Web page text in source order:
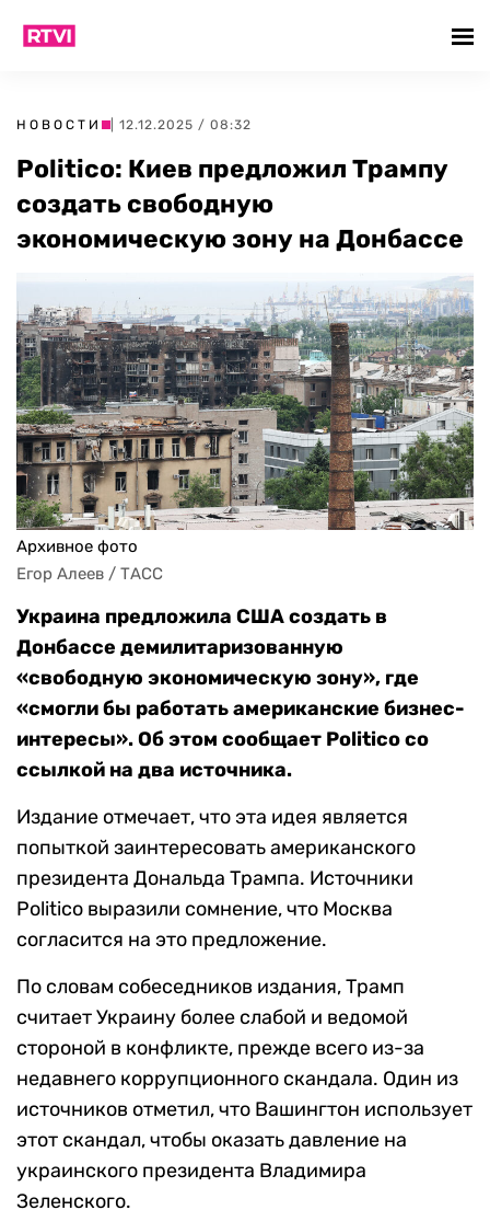
НОВОСТИ | 12.12.2025 / 08:32
Politico: Киев предложил Трампу
создать свободную
экономическую зону на Донбассе
Архивное фото
Егор Алеев / ТАСС
Украина предложила США создать в
Донбассе демилитаризованную
«свободную экономическую зону», где
«смогли бы работать американские бизнес-
интересы». Об этом сообщает Politico со
ссылкой на два источника.
Издание отмечает, что эта идея является
попыткой заинтересовать американского
президента Дональда Трампа. Источники
Politico выразили сомнение, что Москва
согласится на это предложение.
По словам собеседников издания, Трамп
считает Украину более слабой и ведомой
стороной в конфликте, прежде всего из-за
недавнего коррупционного скандала. Один из
источников отметил, что Вашингтон использует
этот скандал, чтобы оказать давление на
украинского президента Владимира
Зеленского.